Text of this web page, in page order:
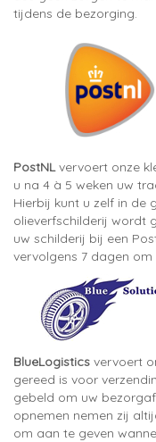
tijdens de bezorging.
PostNLvervoert onze
u na 4 à 5 weken uw
Hierbij kunt u zelf in de
olieverfschilderij wordt
uw schilderij bij een
vervolgens 7 dagen
BlueLogistics vervoert
gereed is voor
gebeld om uw
opnemen nemen zij
om aan te geven